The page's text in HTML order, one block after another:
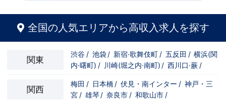
全国の人気エリアから高収入求人を探す
関東
渋谷 / 池袋 / 新宿·歌舞伎町 / 五反田 / 横浜(関
内·曙町) / 川崎(堀之内·南町) / 西川口·蕨 /
関西
梅田 / 日本橋 / 伏見・南インター / 神戸・三
宮 / 雄琴 / 奈良市 / 和歌山市 /